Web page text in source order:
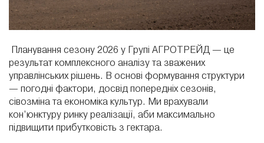
Планування сезону 2026 у Групі АГРОТРЕЙД — це
результат комплексного аналізу та зважених
управлінських рішень. В основі формування структури
— погодні фактори, досвід попередніх сезонів,
сівозміна та економіка культур. Ми врахували
кон’юнктуру ринку реалізації, аби максимально
підвищити прибутковість з гектара.